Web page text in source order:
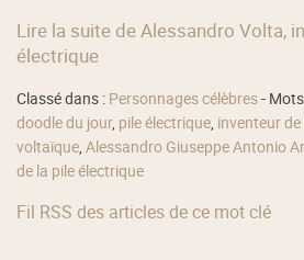
Lire la suite de Alessandro Volta,
électrique
Classé dans : Personnages célèbres-
doodle du jour, pile électrique, inventeur
voltaïque,Alessandro Giuseppe Antonio
de la pile électrique
Fil RSS des articles de ce mot clé